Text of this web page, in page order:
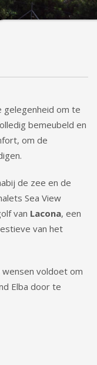
gelegenheid om te
bemeubeld en
om de
de zee en de
Sea View
van Lacona, een
van het
voldoet om
Elba door te